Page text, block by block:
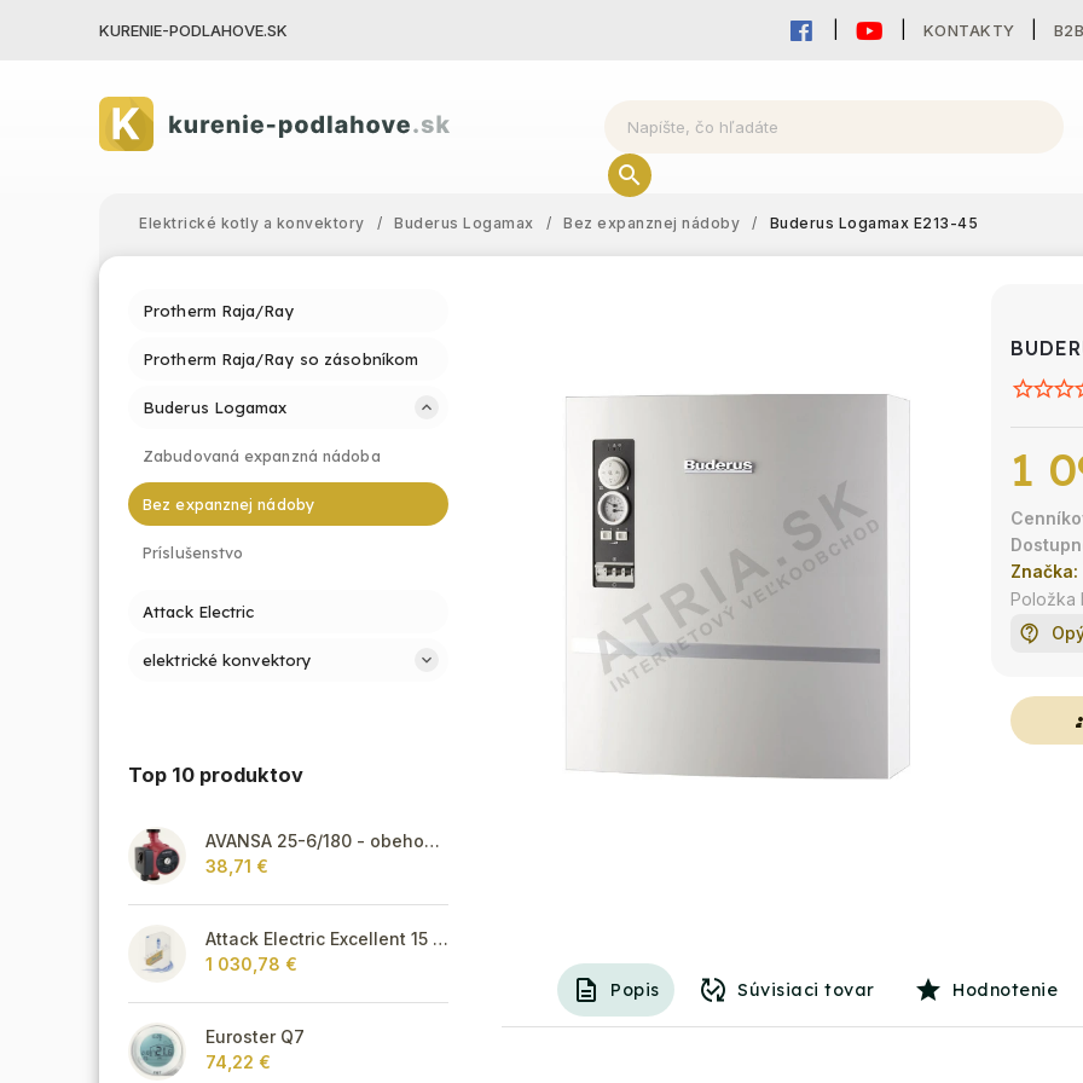
KURENIE-PODLAHOVE.SK KONTAKTY B2B
Elektrické kotly a konvektory / Buderus Logamax / Bez expanznej nádoby / Buderus Logamax E213-45
Protherm Raja/Ray
Protherm Raja/Ray so zásobníkom
Buderus Logamax
Zabudovaná expanzná nádoba
Bez expanznej nádoby
Príslušenstvo
Attack Electric
elektrické konvektory
Top 10 produktov
AVANSA 25-6/180 - obehové čerpadlo, pripojovací závit 6/4"
38,71 €
Attack Electric Excellent 15 kW
1 030,78 €
Euroster Q7
74,22 €
Značka:
1
Položka
Popis Súvisiaci tovar Hodnotenie